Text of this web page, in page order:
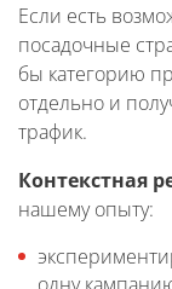
Если есть
посадочные
бы категорию
отдельно и
трафик.
Контекстная
нашему опыту: